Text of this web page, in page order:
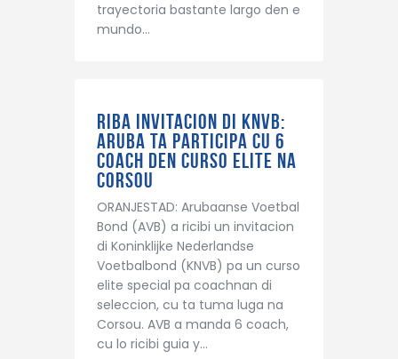
trayectoria bastante largo den e
mundo…
Riba invitacion di KNVB:
Aruba ta participa cu 6
coach den curso elite na
Corsou
ORANJESTAD: Arubaanse Voetbal
Bond (AVB) a ricibi un invitacion
di Koninklijke Nederlandse
Voetbalbond (KNVB) pa un curso
elite special pa coachnan di
seleccion, cu ta tuma luga na
Corsou. AVB a manda 6 coach,
cu lo ricibi guia y…